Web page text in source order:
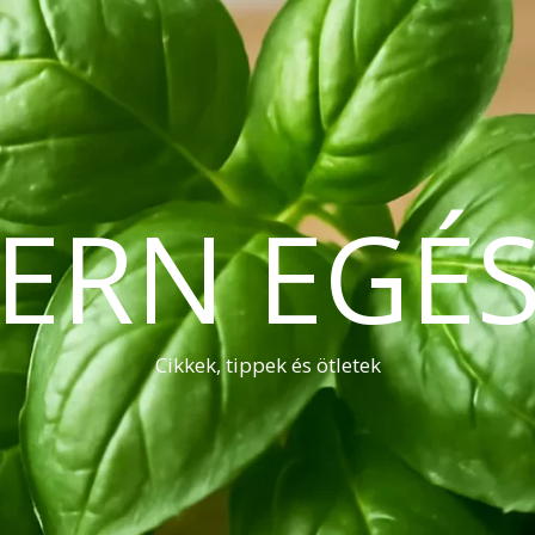
Cikkek, tippek és ötletek